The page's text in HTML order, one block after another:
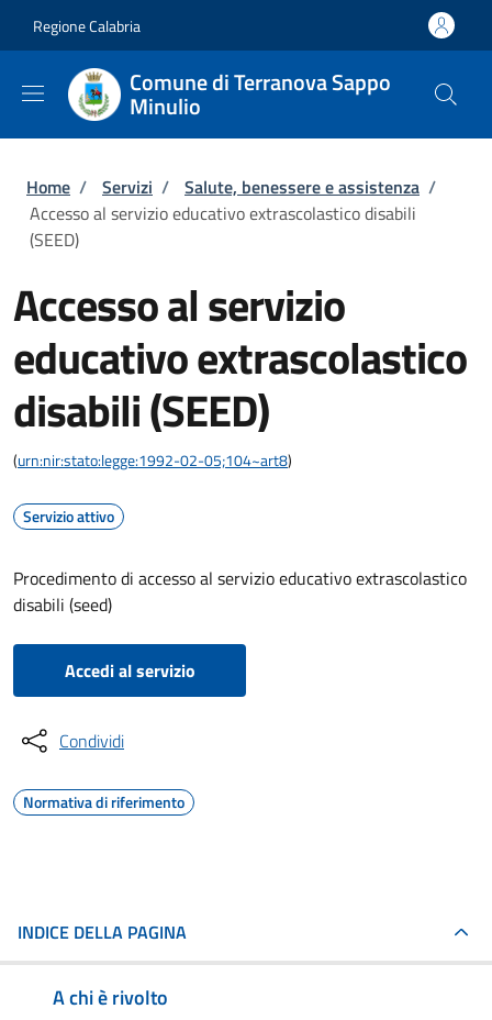
Regione Calabria
Comune di Terranova Sappo
Minulio
Briciole di pane
Home / Servizi / Salute, benessere e assistenza /
Accesso al servizio educativo extrascolastico disabili
(SEED)
Accesso al servizio
educativo extrascolastico
disabili (SEED)
(urn:nir:stato:legge:1992-02-05;104~art8)
Servizio attivo
Procedimento di accesso al servizio educativo extrascolastico
disabili (seed)
Accedi al servizio
Condividi
Normativa di riferimento
INDICE DELLA PAGINA
A chi è rivolto